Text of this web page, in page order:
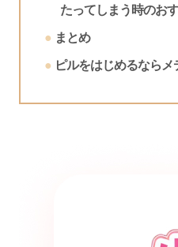
たってしまう時のお
まとめ
ピルをはじめるならメ